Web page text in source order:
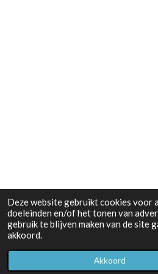
Deze website gebruikt cookies voor
doeleinden en/of het tonen van
gebruik te blijven maken van de site
akkoord.
Akkoord